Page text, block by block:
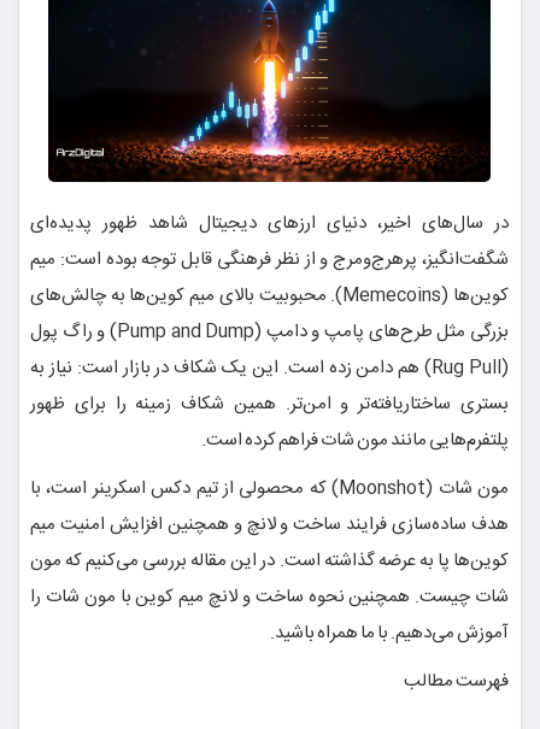
در سال‌های اخیر، دنیای ارزهای دیجیتال شاهد ظهور پدیده‌ای
شگفت‌انگیز، پرهرج‌ومرج و از نظر فرهنگی قابل توجه بوده است: میم
کوین‌ها (Memecoins). محبوبیت بالای میم کوین‌ها به چالش‌های
بزرگی مثل طرح‌های پامپ و دامپ (Pump and Dump) و راگ پول
(Rug Pull) هم دامن زده است. این یک شکاف در بازار است: نیاز به
بستری ساختاریافته‌تر و امن‌تر. همین شکاف زمینه را برای ظهور
پلتفرم‌هایی مانند مون شات فراهم کرده است.
مون شات (Moonshot) که محصولی از تیم دکس اسکرینر است، با
هدف ساده‌سازی فرایند ساخت و لانچ و همچنین افزایش امنیت میم
کوین‌ها پا به عرضه گذاشته است. در این مقاله بررسی می‌کنیم که مون
شات چیست. همچنین نحوه ساخت و لانچ میم کوین با مون شات را
آموزش می‌دهیم. با ما همراه باشید.
فهرست مطالب